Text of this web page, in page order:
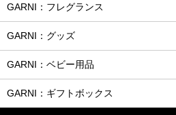
GARNI：フレグランス
GARNI：グッズ
GARNI：ベビー用品
GARNI：ギフトボックス